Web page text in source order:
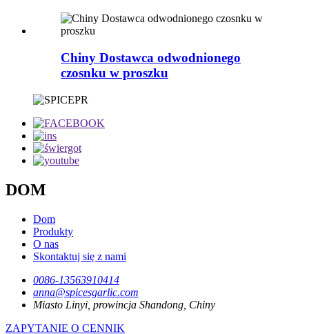
Chiny Dostawca odwodnionego
czosnku w proszku
DOM
Dom
Produkty
O nas
Skontaktuj się z nami
0086-13563910414
anna@spicesgarlic.com
Miasto Linyi, prowincja Shandong, Chiny
ZAPYTANIE O CENNIK